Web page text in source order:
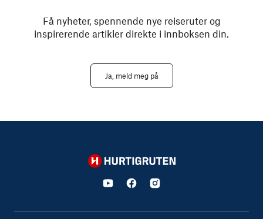
Få nyheter, spennende nye reiseruter og
inspirerende artikler direkte i innboksen din.
Ja, meld meg på
Hurtigruten